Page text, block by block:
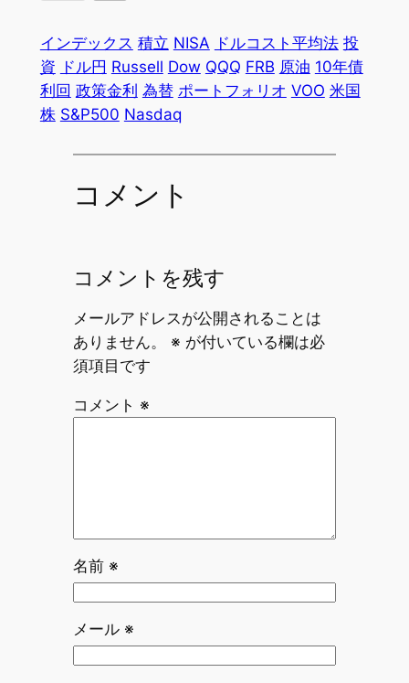
インデックス 積立 NISA ドルコスト平均法 投
資 ドル円 Russell Dow QQQ FRB 原油 10年債
利回 政策金利 為替 ポートフォリオ VOO 米国
株 S&P500 Nasdaq
コメント
コメントを残す
メールアドレスが公開されることは
ありません。
※ が付いている欄は必
須項目です
コメント ※
名前 ※
メール ※